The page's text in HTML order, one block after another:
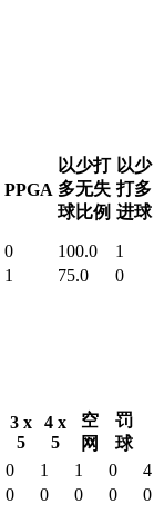
PPGA
以少打
多无失
球比例
以少
打多
进球
0 100.0
1
1 75.0
0
3 x
5
4 x
5
空
网
罚
球
0 1 1 0
4
0 0 0 0 0